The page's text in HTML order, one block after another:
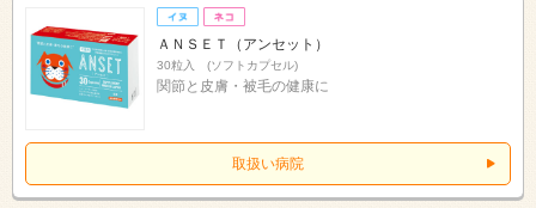
ＡＮＳＥＴ（アンセット）
30粒入 (ソフトカプセル)
関節と皮膚・被毛の健康に
取扱い病院